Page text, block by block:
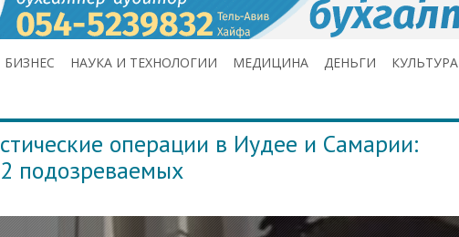
БИЗНЕС НАУКА И ТЕХНОЛОГИИ МЕДИЦИНА ДЕНЬГИ КУЛЬТУРА
операции в Иудее и Самарии:
подозреваемых